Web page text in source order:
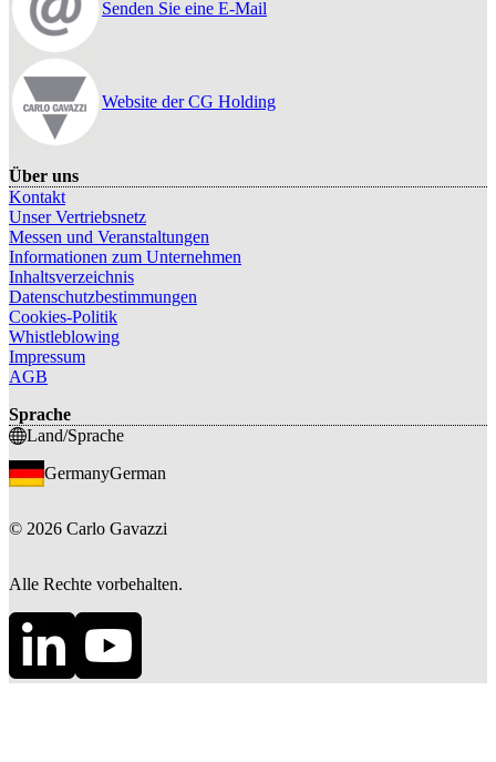
Senden Sie eine E-Mail
Website der CG Holding
Über uns
Kontakt
Unser Vertriebsnetz
Messen und Veranstaltungen
Informationen zum Unternehmen
Inhaltsverzeichnis
Datenschutzbestimmungen
Cookies-Politik
Whistleblowing
Impressum
AGB
Sprache
Land/Sprache
GermanyGerman
© 2026 Carlo Gavazzi
Alle Rechte vorbehalten.